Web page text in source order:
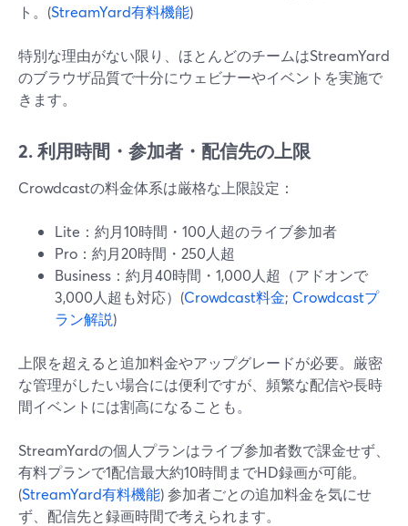
ト。(StreamYard有料機能)
特別な理由がない限り、ほとんどのチームはStreamYard
のブラウザ品質で十分にウェビナーやイベントを実施で
きます。
2. 利用時間・参加者・配信先の上限
Crowdcastの料金体系は厳格な上限設定：
Lite：約月10時間・100人超のライブ参加者
Pro：約月20時間・250人超
Business：約月40時間・1,000人超（アドオンで
3,000人超も対応）(Crowdcast料金; Crowdcastプ
ラン解説)
上限を超えると追加料金やアップグレードが必要。厳密
な管理がしたい場合には便利ですが、頻繁な配信や長時
間イベントには割高になることも。
StreamYardの個人プランはライブ参加者数で課金せず、
有料プランで1配信最大約10時間までHD録画が可能。
(StreamYard有料機能) 参加者ごとの追加料金を気にせ
ず、配信先と録画時間で考えられます。